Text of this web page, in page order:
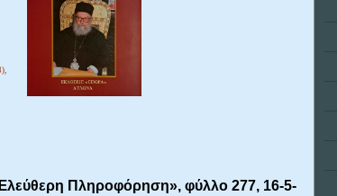
Πληροφόρηση», φύλλο 277, 16-5-